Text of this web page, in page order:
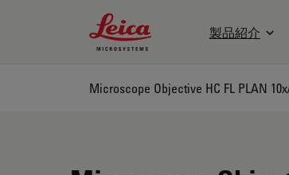
Leica Microsystems Logo
製品紹介
Microscope Objective HC FL PLAN